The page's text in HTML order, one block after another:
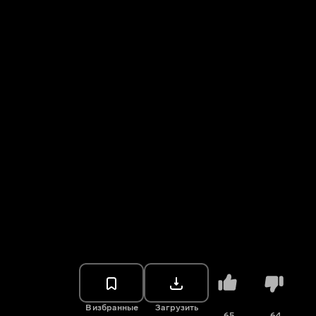
В избранные Загрузить